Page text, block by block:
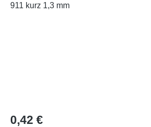
Regulärer Preis:
0,42 €